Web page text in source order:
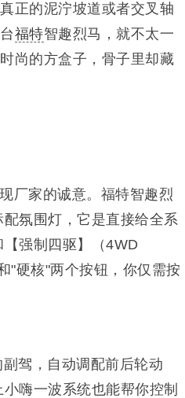
正的泥泞坡道或者交叉轴
福特智趣烈马，就不太一
尚的方盒子，骨子里却藏
厂家的诚意。福特智趣烈
氛围灯，它是直接给全系
强制四驱】（4WD
"硬核"两个按钮，你仅需按
驾，自动调配前后轮动
嗨一波系统也能帮你控制